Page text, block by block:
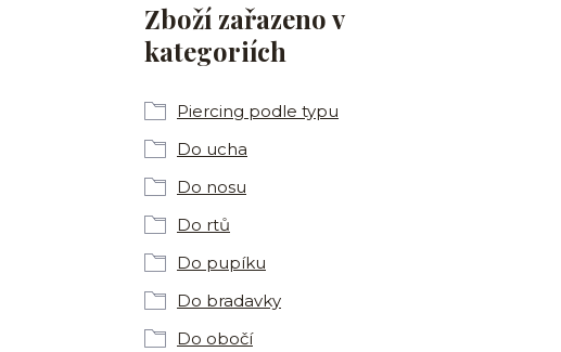
Zboží zařazeno v
kategoriích
Piercing podle typu
Do ucha
Do nosu
Do rtů
Do pupíku
Do bradavky
Do obočí